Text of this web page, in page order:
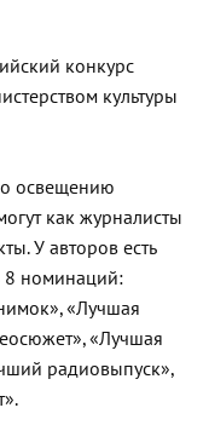
конкурс
культуры
освещению
как журналисты
У авторов есть
8 номинаций:
«Лучшая
«Лучшая
радиовыпуск»,